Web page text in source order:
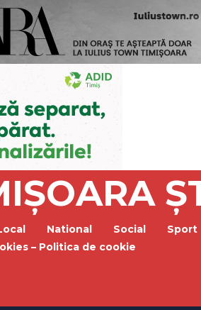
National Social Sport
– Politica de cookie